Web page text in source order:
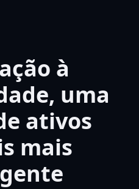
à
uma
ativos
mais